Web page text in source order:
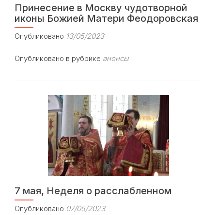
Принесение в Москву чудотворной
иконы Божией Матери Феодоровская
Опубликовано 13/05/2023
Опубликовано в рубрике анонсы
7 мая, Неделя о расслабленном
Опубликовано 07/05/2023